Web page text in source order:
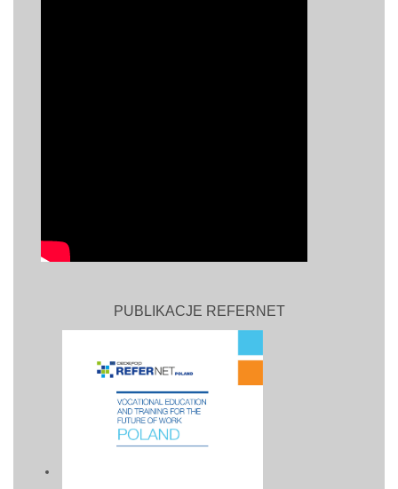
PUBLIKACJE REFERNET